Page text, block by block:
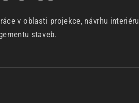
v oblasti projekce, návrhu interiéru
staveb.